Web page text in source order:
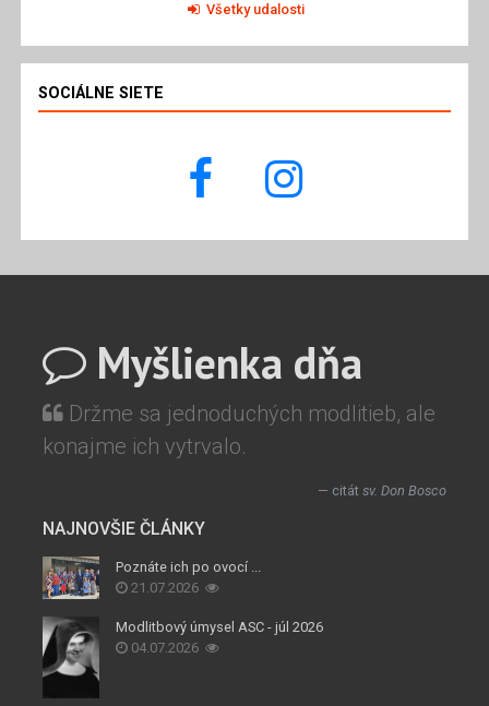
Všetky udalosti
SOCIÁLNE SIETE
Myšlienka dňa
Držme sa jednoduchých modlitieb, ale
konajme ich vytrvalo.
citát sv. Don Bosco
NAJNOVŠIE ČLÁNKY
Poznáte ich po ovocí ...
21.07.2026
Modlitbový úmysel ASC - júl 2026
04.07.2026